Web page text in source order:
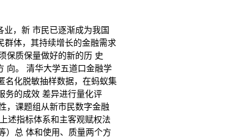
，新 市民已逐渐成为我国
群体，其持续增长的金融需求
保质保量做好的新的历 史
向。 清华大学五道口金融学
名化脱敏抽样数据，在蚂蚁集
务的成效 差异进行量化评
，课题组从新市民数字金融
述指标体系和主客观赋权法
）总 体和使用、质量两个方